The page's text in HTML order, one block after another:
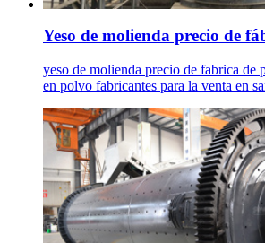
Yeso de molienda precio de
yeso de molienda precio de fabrica de
en polvo fabricantes para la venta en